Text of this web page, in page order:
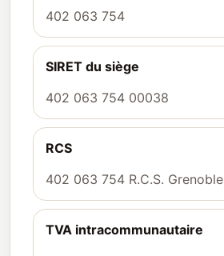
402 063 754
SIRET du siège
402 063 754 00038
RCS
402 063 754 R.C.S. Grenoble
TVA intracommunautaire